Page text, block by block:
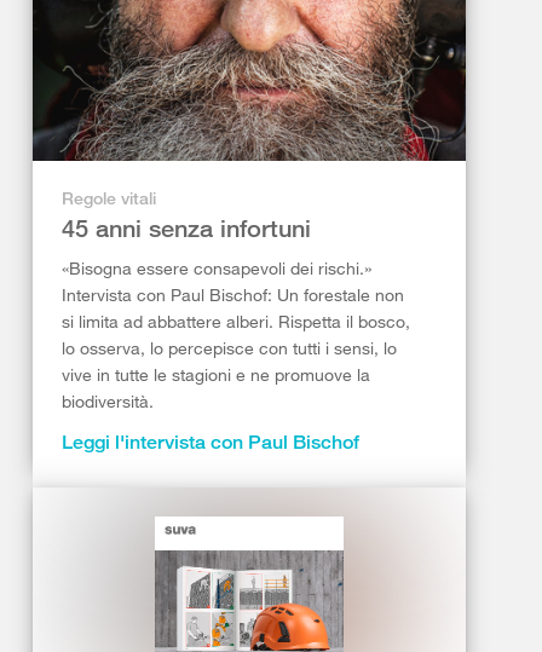
Regole vitali
45 anni senza infortuni
«Bisogna essere consapevoli dei rischi.»
Intervista con Paul Bischof: Un forestale non
si limita ad abbattere alberi. Rispetta il bosco,
lo osserva, lo percepisce con tutti i sensi, lo
vive in tutte le stagioni e ne promuove la
biodiversità.
Leggi l'intervista con Paul Bischof